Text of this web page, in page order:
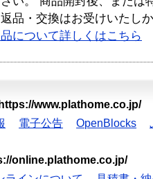
品・交換はお受けいたし
について詳しくはこちら
https://www.plathome.co.jp/
電子公告 OpenBlocks
online.plathome.co.jp/